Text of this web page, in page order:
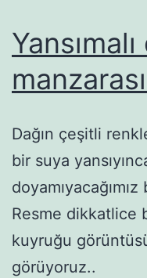
Dağın çeşitli
bir suya
Resme dikkatlice
kuyruğu
görüyoruz..